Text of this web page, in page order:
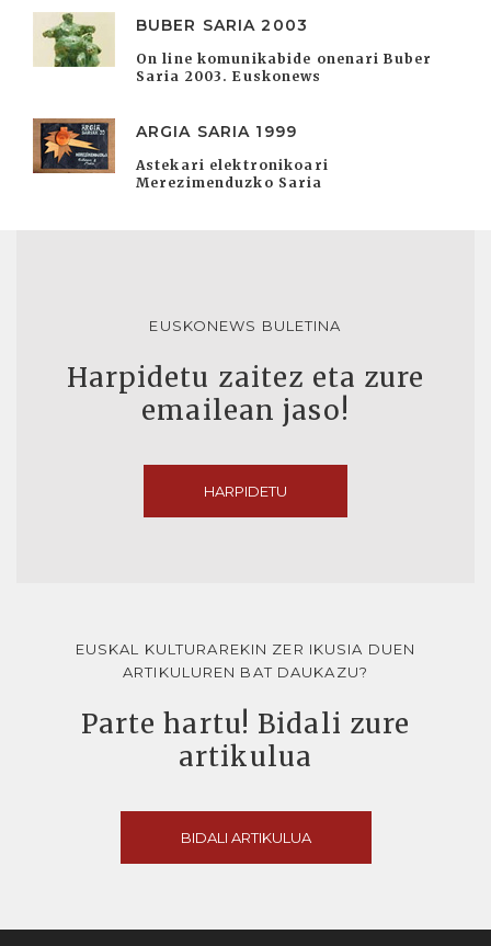
BUBER SARIA 2003
On line komunikabide onenari Buber
Saria 2003. Euskonews
ARGIA SARIA 1999
Astekari elektronikoari
Merezimenduzko Saria
EUSKONEWS BULETINA
Harpidetu zaitez eta zure
emailean jaso!
HARPIDETU
EUSKAL KULTURAREKIN ZER IKUSIA DUEN
ARTIKULUREN BAT DAUKAZU?
Parte hartu! Bidali zure
artikulua
BIDALI ARTIKULUA